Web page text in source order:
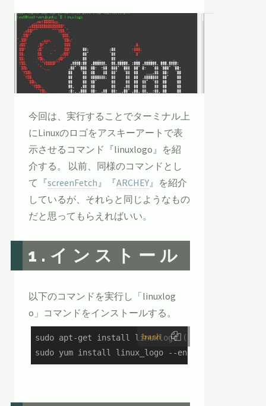
今回は、実行することでターミナル上
にLinuxのロゴをアスキーアートで表
示させるコマンド『linuxlogo』を紹
介する。 以前、同様のコマンドとし
て『screenFetch 』『ARCHEY 』を紹介
しているが、それらと同じようなもの
だと思ってもらえればいい。
1.インストール
以下のコマンドを実行し「linuxlog
o」コマンドをインストールする。
bash
sudo apt-get install linuxlogo (Debian/Ubuntuの
sudo yum install linux_logo --enablerepo=epel